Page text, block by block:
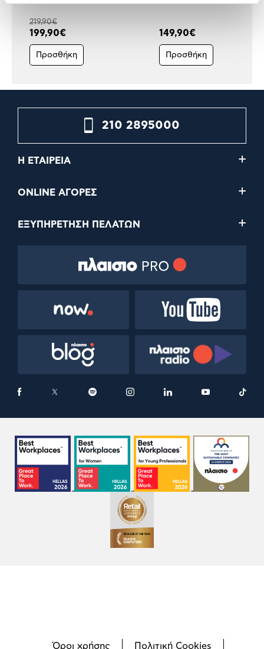
219,90€
199,90€
Προσθήκη
149,90€
Προσθήκη
210 2895000
Η ΕΤΑΙΡΕΙΑ
ONLINE ΑΓΟΡΕΣ
ΕΞΥΠΗΡΕΤΗΣΗ ΠΕΛΑΤΩΝ
Όροι χρήσης Πολιτική Cookies